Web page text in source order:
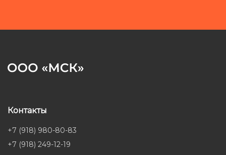
Контакты
+7 (918) 980-80-83
+7 (918) 249-12-19